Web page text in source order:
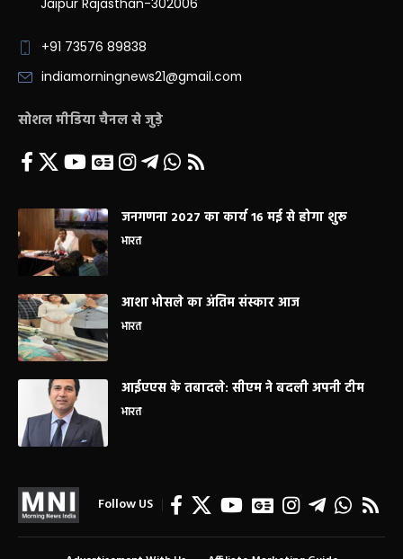
Jaipur Rajasthan-302006
+91 73576 89838
indiamorningnews21@gmail.com
सोशल मीडिया चैनल से जुड़े
जनगणना 2027 का कार्य 16 मई से होगा शुरू
भारत
आशा भोसले का अंतिम संस्कार आज
भारत
आईएएस के तबादले: सीएम ने बदली अपनी टीम
भारत
Follow US